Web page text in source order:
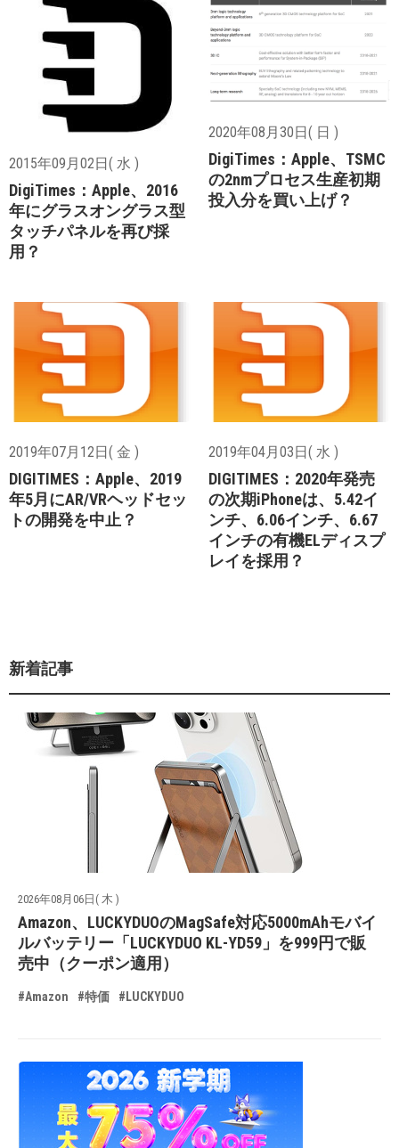
2015年09月02日( 水 )
DigiTimes：Apple、2016
年にグラスオングラス型
タッチパネルを再び採
用？
2020年08月30日( 日 )
DigiTimes：Apple、TSMC
の2nmプロセス生産初期
投入分を買い上げ？
2019年07月12日( 金 )
DIGITIMES：Apple、2019
年5月にAR/VRヘッドセッ
トの開発を中止？
2019年04月03日( 水 )
DIGITIMES：2020年発売
の次期iPhoneは、5.42イ
ンチ、6.06インチ、6.67
インチの有機ELディスプ
レイを採用？
新着記事
2026年08月06日( 木 )
Amazon、LUCKYDUOのMagSafe対応5000mAhモバイ
ルバッテリー「LUCKYDUO KL-YD59」を999円で販
売中（クーポン適用）
#Amazon #特価 #LUCKYDUO